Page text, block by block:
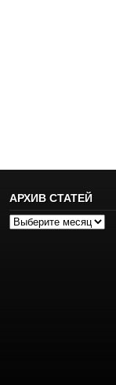
АРХИВ СТАТЕЙ
Архив